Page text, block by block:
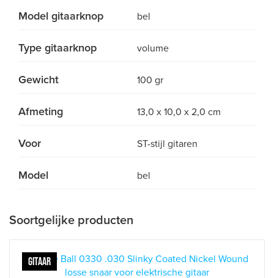
Model gitaarknop bel
Type gitaarknop volume
Gewicht 100 gr
Afmeting 13,0 x 10,0 x 2,0 cm
Voor ST-stijl gitaren
Model bel
Soortgelijke producten
GITAAR